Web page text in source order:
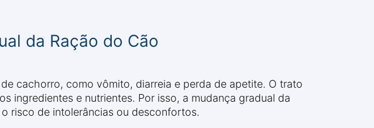
da Ração do Cão
cachorro, como vômito, diarreia e perda de apetite. O trato
ingredientes e nutrientes. Por isso, a mudança gradual da
risco de intolerâncias ou desconfortos.